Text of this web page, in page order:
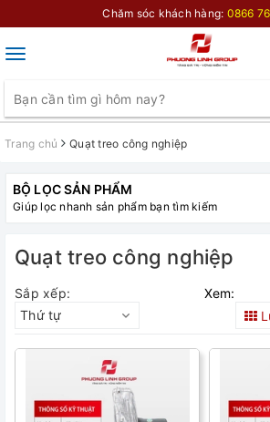
Chăm sóc khách hàng: 0866
Toggle
Trang chủ Quạt treo công nghiệp
BỘ LỌC SẢN PHẨM
Giúp lọc nhanh sản phẩm bạn tìm kiếm
Quạt treo công nghiệp
Sắp xếp:
Thứ tự
Xem: